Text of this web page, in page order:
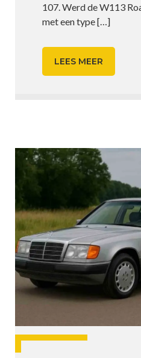
107. Werd de W113
met een type[…]
LEES MEER